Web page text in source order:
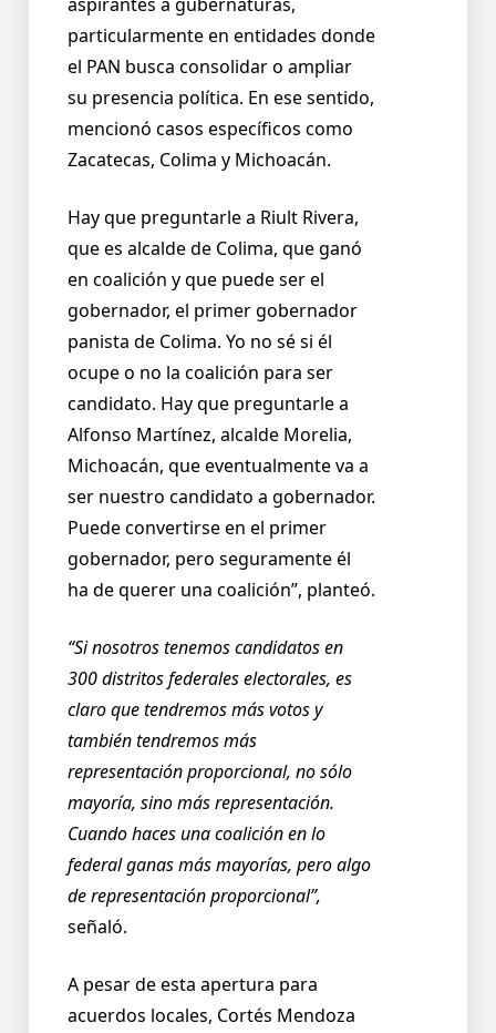
aspirantes a gubernaturas,
particularmente en entidades donde
el PAN busca consolidar o ampliar
su presencia política. En ese sentido,
mencionó casos específicos como
Zacatecas, Colima y Michoacán.
Hay que preguntarle a Riult Rivera,
que es alcalde de Colima, que ganó
en coalición y que puede ser el
gobernador, el primer gobernador
panista de Colima. Yo no sé si él
ocupe o no la coalición para ser
candidato. Hay que preguntarle a
Alfonso Martínez, alcalde Morelia,
Michoacán, que eventualmente va a
ser nuestro candidato a gobernador.
Puede convertirse en el primer
gobernador, pero seguramente él
ha de querer una coalición”, planteó.
“Si nosotros tenemos candidatos en
300 distritos federales electorales, es
claro que tendremos más votos y
también tendremos más
representación proporcional, no sólo
mayoría, sino más representación.
Cuando haces una coalición en lo
federal ganas más mayorías, pero algo
de representación proporcional”,
señaló.
A pesar de esta apertura para
acuerdos locales, Cortés Mendoza